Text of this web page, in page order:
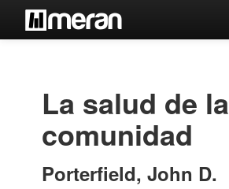
Estantes Virtuales
La salud de la
comunidad
Porterfield, John D.